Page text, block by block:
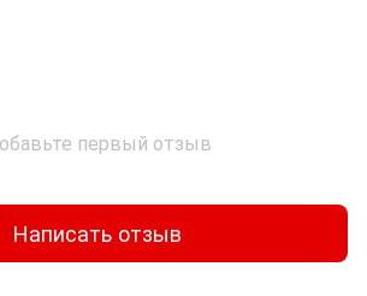
первый отзыв
Написать отзыв